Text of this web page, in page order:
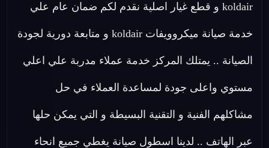
koldair و قطع غيار اصلية نقدم لكم ضمان عام علي
خدمة صيانة ميكروويفات koldair و متابعة دورية لجودة
الصيانة .. يمتلك المركز خدمة عملاء مدربة علي اعلي
مستوي واعلى جودة لمساعدة العملاء في حل
مشاكلهم الفنية و التقنية البسيطة و التي يمكن حلها
عبر الهاتف .. لدينا اسطول صيانة يغطي جميع انحاء